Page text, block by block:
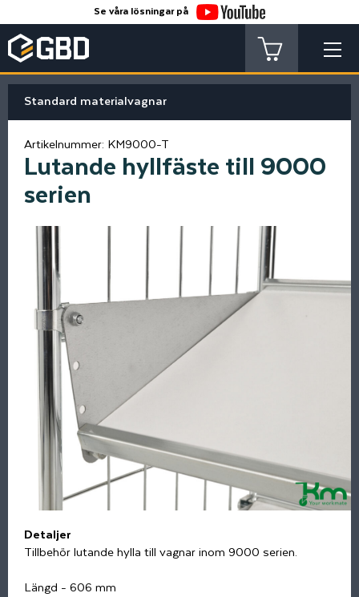
Se våra lösningar på
Standard materialvagnar
Artikelnummer: KM9000-T
Lutande hyllfäste till 9000
serien
Detaljer
Tillbehör lutande hylla till vagnar inom 9000 serien.
Längd - 606 mm